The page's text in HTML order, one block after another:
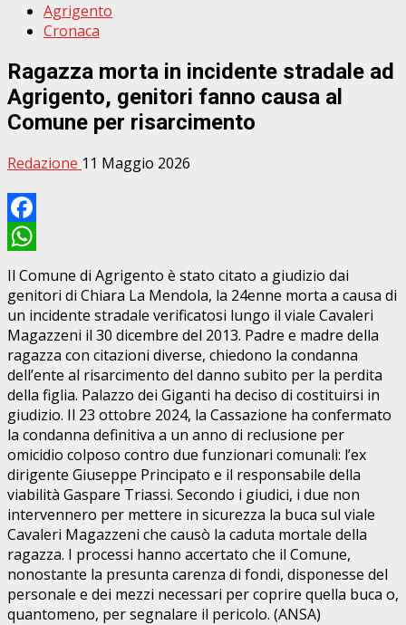
Agrigento
Cronaca
Ragazza morta in incidente stradale ad
Agrigento, genitori fanno causa al
Comune per risarcimento
Redazione 11 Maggio 2026
Facebook
WhatsApp
Il Comune di Agrigento è stato citato a giudizio dai
genitori di Chiara La Mendola, la 24enne morta a causa di
un incidente stradale verificatosi lungo il viale Cavaleri
Magazzeni il 30 dicembre del 2013. Padre e madre della
ragazza con citazioni diverse, chiedono la condanna
dell’ente al risarcimento del danno subito per la perdita
della figlia. Palazzo dei Giganti ha deciso di costituirsi in
giudizio. Il 23 ottobre 2024, la Cassazione ha confermato
la condanna definitiva a un anno di reclusione per
omicidio colposo contro due funzionari comunali: l’ex
dirigente Giuseppe Principato e il responsabile della
viabilità Gaspare Triassi. Secondo i giudici, i due non
intervennero per mettere in sicurezza la buca sul viale
Cavaleri Magazzeni che causò la caduta mortale della
ragazza. I processi hanno accertato che il Comune,
nonostante la presunta carenza di fondi, disponesse del
personale e dei mezzi necessari per coprire quella buca o,
quantomeno, per segnalare il pericolo. (ANSA)